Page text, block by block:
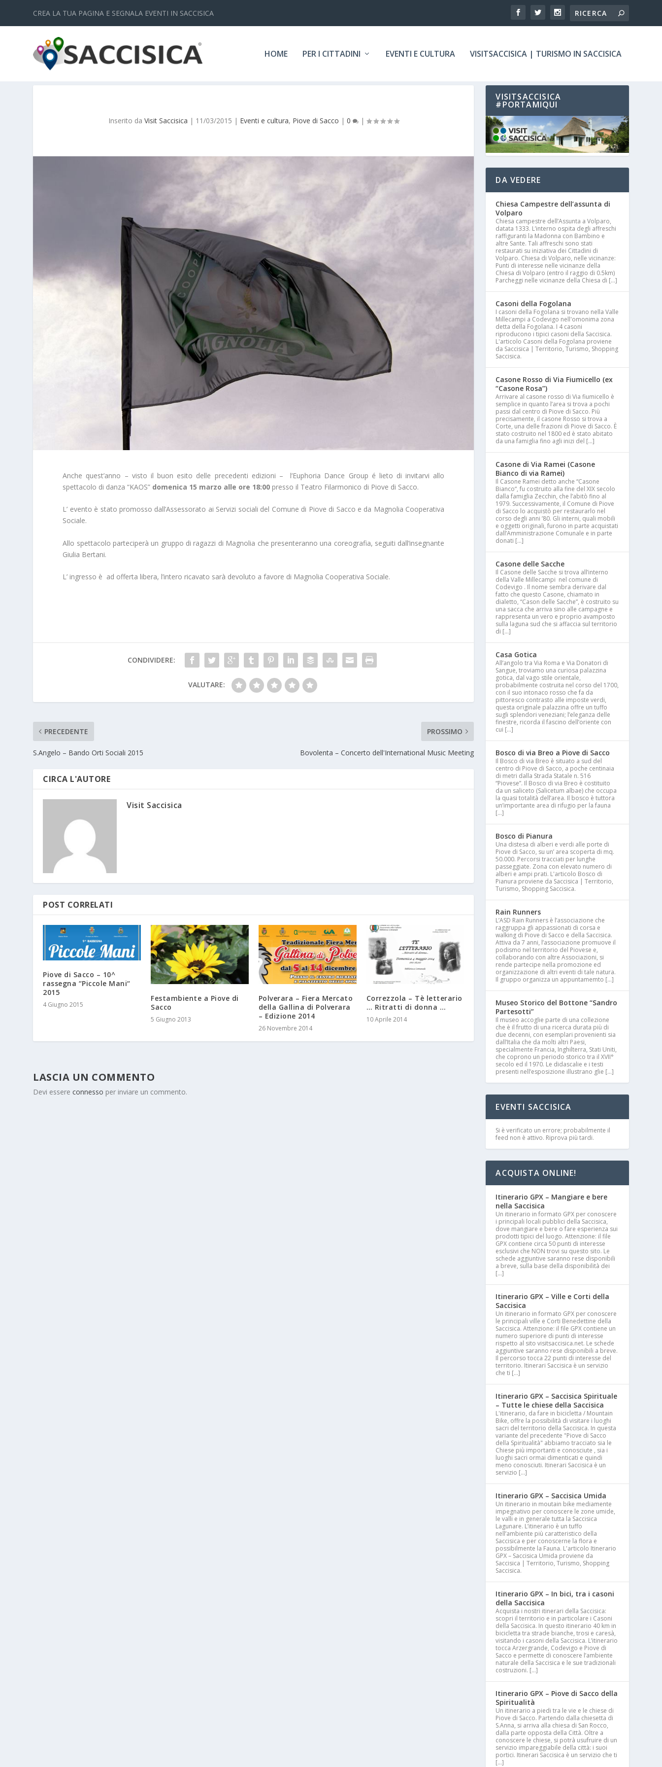
CREA LA TUA PAGINA E SEGNALA EVENTI IN SACCISICA
HOME PER I CITTADINI EVENTI E CULTURA VISITSACCISICA | TURISMO IN SACCISICA
Inserito da Visit Saccisica | 11/03/2015 | Eventi e cultura, Piove di Sacco | 0 |
Anche quest’anno – visto il buon esito delle precedenti edizioni – l’Euphoria Dance Group é lieto di invitarvi allo
spettacolo di danza “KAOS” domenica 15 marzo alle ore 18:00 presso il Teatro Filarmonico di Piove di Sacco.
L’ evento è stato promosso dall’Assessorato ai Servizi sociali del Comune di Piove di Sacco e da Magnolia Cooperativa
Sociale.
Allo spettacolo parteciperà un gruppo di ragazzi di Magnolia che presenteranno una coreografia, seguiti dall’insegnante
Giulia Bertani.
L’ ingresso è ad offerta libera, l’intero ricavato sarà devoluto a favore di Magnolia Cooperativa Sociale.
CONDIVIDERE:
VALUTARE:
PRECEDENTE
S.Angelo – Bando Orti Sociali 2015
PROSSIMO
Bovolenta – Concerto dell'International Music Meeting
CIRCA L'AUTORE
Visit Saccisica
POST CORRELATI
Piove di Sacco – 10^
rassegna “Piccole Mani“
2015
4 Giugno 2015
Festambiente a Piove di
Sacco
5 Giugno 2013
Polverara – Fiera Mercato
della Gallina di Polverara
– Edizione 2014
26 Novembre 2014
Correzzola – Tè letterario
… Ritratti di donna …
10 Aprile 2014
LASCIA UN COMMENTO
Devi essereconnesso per inviare un commento.
VISITSACCISICA
#PORTAMIQUI
DA VEDERE
Chiesa Campestre dell’assunta di
Volparo
Chiesa campestre dell’Assunta a Volparo,
datata 1333. L’interno ospita degli affreschi
raffiguranti la Madonna con Bambino e
altre Sante. Tali affreschi sono stati
restaurati su iniziativa dei Cittadini di
Volparo. Chiesa di Volparo, nelle vicinanze:
Punti di interesse nelle vicinanze della
Chiesa di Volparo (entro il raggio di 0.5km)
Parcheggi nelle vicinanze della Chiesa di […]
Casoni della Fogolana
I casoni della Fogolana si trovano nella Valle
Millecampi a Codevigo nell'omonima zona
detta della Fogolana. I 4 casoni
riproducono i tipici casoni della Saccisica.
L'articolo Casoni della Fogolana proviene
da Saccisica | Territorio, Turismo, Shopping
Saccisica.
Casone Rosso di Via Fiumicello (ex
“Casone Rosa”)
Arrivare al casone rosso di Via fiumicello è
semplice in quanto l’area si trova a pochi
passi dal centro di Piove di Sacco. Più
precisamente, il casone Rosso si trova a
Corte, una delle frazioni di Piove di Sacco. È
stato costruito nel 1800 ed è stato abitato
da una famiglia fino agli inizi del […]
Casone di Via Ramei (Casone
Bianco di via Ramei)
Il Casone Ramei detto anche “Casone
Bianco“, fu costruito alla fine del XIX secolo
dalla famiglia Zecchin, che l’abitò fino al
1979. Successivamente, il Comune di Piove
di Sacco lo acquistò per restaurarlo nel
corso degli anni ’80. Gli interni, quali mobili
e oggetti originali, furono in parte acquistati
dall’Amministrazione Comunale e in parte
donati […]
Casone delle Sacche
Il Casone delle Sacche si trova all’interno
della Valle Millecampi nel comune di
Codevigo . Il nome sembra derivare dal
fatto che questo Casone, chiamato in
dialetto, “Cason delle Sacche”, è costruito su
una sacca che arriva sino alle campagne e
rappresenta un vero e proprio avamposto
sulla laguna sud che si affaccia sul territorio
di […]
Casa Gotica
All’angolo tra Via Roma e Via Donatori di
Sangue, troviamo una curiosa palazzina
gotica, dal vago stile orientale,
probabilmente costruita nel corso del 1700,
con il suo intonaco rosso che fa da
pittoresco contrasto alle imposte verdi,
questa originale palazzina offre un tuffo
sugli splendori veneziani; l’eleganza delle
finestre, ricorda il fascino dell’oriente con
cui […]
Bosco di via Breo a Piove di Sacco
Il Bosco di via Breo è situato a sud del
centro di Piove di Sacco, a poche centinaia
di metri dalla Strada Statale n. 516
“Piovese”. Il Bosco di via Breo è costituito
da un saliceto (Salicetum albae) che occupa
la quasi totalità dell’area. Il bosco è tuttora
un’importante area di rifugio per la fauna
[…]
Bosco di Pianura
Una distesa di alberi e verdi alle porte di
Piove di Sacco, su un’ area scoperta di mq.
50.000. Percorsi tracciati per lunghe
passeggiate. Zona con elevato numero di
alberi e ampi prati. L'articolo Bosco di
Pianura proviene da Saccisica | Territorio,
Turismo, Shopping Saccisica.
Rain Runners
L’ASD Rain Runners è l’associazione che
raggruppa gli appassionati di corsa e
walking di Piove di Sacco e della Saccisica.
Attiva da 7 anni, l’associazione promuove il
podismo nel territorio del Piovese e,
collaborando con altre Associazioni, si
rende partecipe nella promozione ed
organizzazione di altri eventi di tale natura.
Il gruppo organizza un appuntamemto […]
Museo Storico del Bottone “Sandro
Partesotti”
Il museo accoglie parte di una collezione
che è il frutto di una ricerca durata più di
due decenni, con esemplari provenienti sia
dall’Italia che da molti altri Paesi,
specialmente Francia, Inghilterra, Stati Uniti,
che coprono un periodo storico tra il XVII°
secolo ed il 1970. Le didascalie e i testi
presenti nell’esposizione illustrano glie […]
EVENTI SACCISICA
Si è verificato un errore; probabilmente il
feed non è attivo. Riprova più tardi.
ACQUISTA ONLINE!
Itinerario GPX – Mangiare e bere
nella Saccisica
Un itinerario in formato GPX per conoscere
i principali locali pubblici della Saccisica,
dove mangiare e bere o fare esperienza sui
prodotti tipici del luogo. Attenzione: il file
GPX contiene circa 50 punti di interesse
esclusivi che NON trovi su questo sito. Le
schede aggiuntive saranno rese disponibili
a breve, sulla base della disponibilità dei
[…]
Itinerario GPX – Ville e Corti della
Saccisica
Un itinerario in formato GPX per conoscere
le principali ville e Corti Benedettine della
Saccisica. Attenzione: il file GPX contiene un
numero superiore di punti di interesse
rispetto al sito visitsaccisica.net. Le schede
aggiuntive saranno rese disponibili a breve.
Il percorso tocca 22 punti di interesse del
territorio. Itinerari Saccisica è un servizio
che ti […]
Itinerario GPX – Saccisica Spirituale
– Tutte le chiese della Saccisica
L'itinerario, da fare in bicicletta / Mountain
Bike, offre la possibilità di visitare i luoghi
sacri del territorio della Saccisica. In questa
variante del precedente "Piove di Sacco
della Spiritualità" abbiamo tracciato sia le
Chiese più importanti e conosciute , sia i
luoghi sacri ormai dimenticati e quindi
meno conosciuti. Itinerari Saccisica è un
servizio […]
Itinerario GPX – Saccisica Umida
Un itinerario in moutain bike mediamente
impegnativo per conoscere le zone umide,
le valli e in generale tutta la Saccisica
Lagunare. L’itinerario è un tuffo
nell’ambiente più caratteristico della
Saccisica e per conoscerne la flora e
possibilmente la Fauna. L'articolo Itinerario
GPX – Saccisica Umida proviene da
Saccisica | Territorio, Turismo, Shopping
Saccisica.
Itinerario GPX – In bici, tra i casoni
della Saccisica
Acquista i nostri itinerari della Saccisica:
scopri il territorio e in particolare i Casoni
della Saccisica. In questo itinerario 40 km in
bicicletta tra strade bianche, trosi e caresà,
visitando i casoni della Saccisica. L’itinerario
tocca Arzergrande, Codevigo e Piove di
Sacco e permette di conoscere l’ambiente
naturale della Saccisica e le sue tradizionali
costruzioni. […]
Itinerario GPX – Piove di Sacco della
Spiritualità
Un itinerario a piedi tra le vie e le chiese di
Piove di Sacco. Partendo dalla chiesetta di
S.Anna, si arriva alla chiesa di San Rocco,
dalla parte opposta della Città. Oltre a
conoscere le chiese, si potrà usufruire di un
servizio impareggiabile della città: i suoi
portici. Itinerari Saccisica è un servizio che ti
[…]